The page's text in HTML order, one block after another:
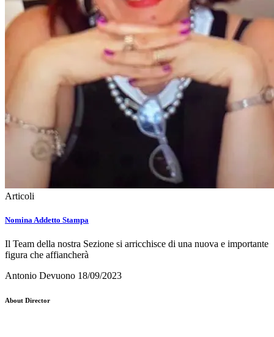
Articoli
Nomina Addetto Stampa
Il Team della nostra Sezione si arricchisce di una nuova e importante
figura che affiancherà
Antonio Devuono 18/09/2023
About Director